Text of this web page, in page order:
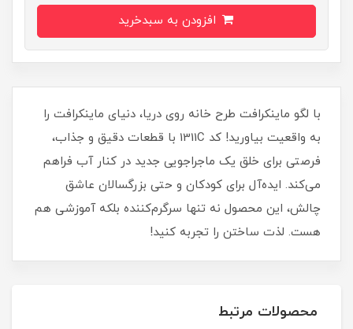
با لگو ماینکرافت طرح خانه روی دریا، دنیای ماینکرافت را
به واقعیت بیاورید! کد 1311C با قطعات دقیق و جذاب،
فرصتی برای خلق یک ماجراجویی جدید در کنار آب فراهم
می‌کند. ایده‌آل برای کودکان و حتی بزرگسالان عاشق
چالش، این محصول نه تنها سرگرم‌کننده بلکه آموزشی هم
هست. لذت ساختن را تجربه کنید!
محصولات مرتبط